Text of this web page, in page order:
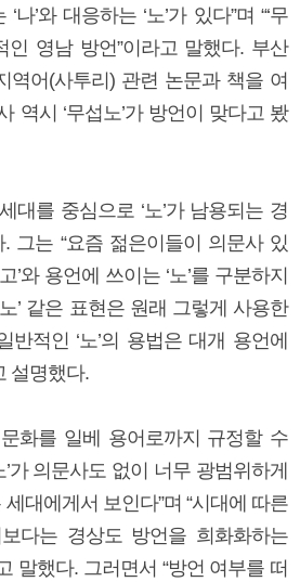
’와 대응하는 ‘노’가 있다”며 “‘무
인 영남 방언”이라고 말했다. 부산
역어(사투리) 관련 논문과 책을 여
역시 ‘무섭노’가 방언이 맞다고 봤
대를 중심으로 ‘노’가 남용되는 경
그는 “요즘 젊은이들이 의문사 있
’와 용언에 쓰이는 ‘노’를 구분하지
’ 같은 표현은 원래 그렇게 사용한
반적인 ‘노’의 용법은 대개 용언에
설명했다.
화를 일베 용어로까지 규정할 수
’가 의문사도 없이 너무 광범위하게
대에게서 보인다”며 “시대에 따른
다는 경상도 방언을 희화화하는
말했다. 그러면서 “방언 여부를 떠